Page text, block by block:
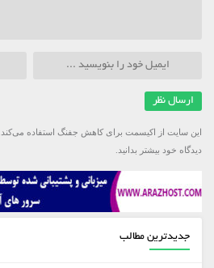
این سایت از اکیسمت برای کاهش جفنگ استفاده می‌کند.
دیدگاه خود بیشتر بدانید.
جدیدترین مطالب